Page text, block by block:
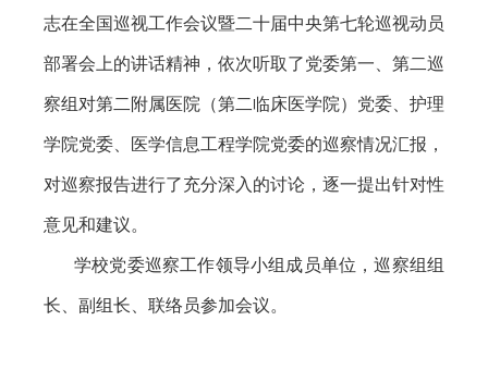
志在全国巡视工作会议暨二十届中央第七轮巡视动员
部署会上的讲话精神，依次听取了党委第一、第二巡
察组对第二附属医院（第二临床医学院）党委、护理
学院党委、医学信息工程学院党委的巡察情况汇报，
对巡察报告进行了充分深入的讨论，逐一提出针对性
意见和建议。
学校党委巡察工作领导小组成员单位，巡察组组
长、副组长、联络员参加会议。